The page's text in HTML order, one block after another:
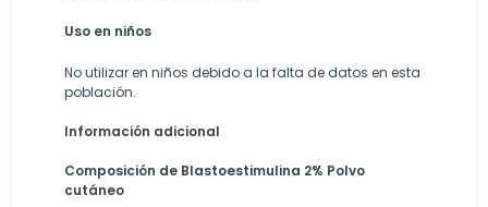
Uso en niños
No utilizar en niños debido a la falta de datos en esta
población.
Información adicional
Composición de Blastoestimulina 2% Polvo
cutáneo